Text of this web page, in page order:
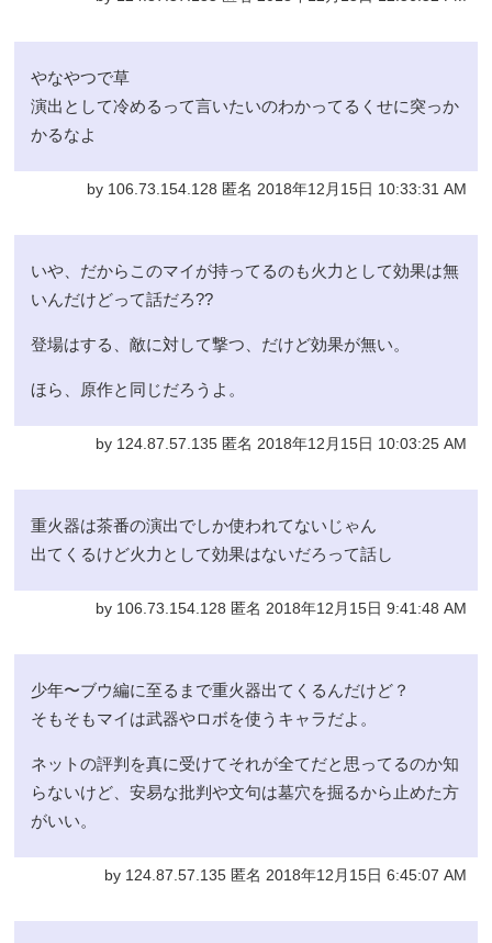
やなやつで草
演出として冷めるって言いたいのわかってるくせに突っか
かるなよ
by 106.73.154.128 匿名 2018年12月15日 10:33:31 AM
いや、だからこのマイが持ってるのも火力として効果は無
いんだけどって話だろ??
登場はする、敵に対して撃つ、だけど効果が無い。
ほら、原作と同じだろうよ。
by 124.87.57.135 匿名 2018年12月15日 10:03:25 AM
重火器は茶番の演出でしか使われてないじゃん
出てくるけど火力として効果はないだろって話し
by 106.73.154.128 匿名 2018年12月15日 9:41:48 AM
少年〜ブウ編に至るまで重火器出てくるんだけど？
そもそもマイは武器やロボを使うキャラだよ。
ネットの評判を真に受けてそれが全てだと思ってるのか知
らないけど、安易な批判や文句は墓穴を掘るから止めた方
がいい。
by 124.87.57.135 匿名 2018年12月15日 6:45:07 AM